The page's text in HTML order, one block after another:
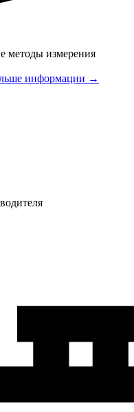
методы измерения
информации →